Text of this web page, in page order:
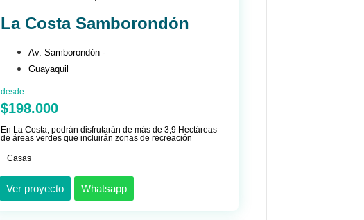
La Costa Samborondón
Av. Samborondón -
Guayaquil
desde
$198.000
En La Costa, podrán disfrutarán de más de 3,9 Hectáreas
de áreas verdes que incluirán zonas de recreación
Casas
Ver proyecto Whatsapp